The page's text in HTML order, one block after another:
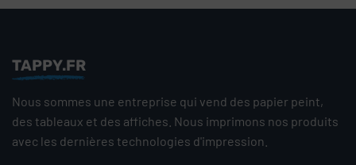
TAPPY.FR
Nous sommes une entreprise qui vend des papier peint,
des tableaux et des affiches. Nous imprimons nos produits
avec les dernières technologies d'impression.